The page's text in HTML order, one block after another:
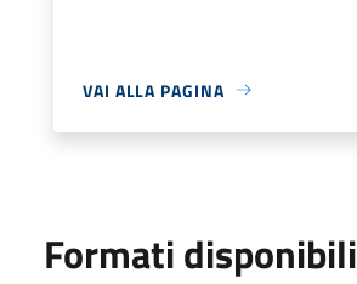
VAI ALLA PAGINA
Formati disponibili